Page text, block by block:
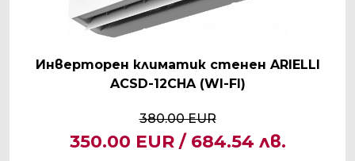
Инверторен климатик стенен ARIELLI
ACSD-12CHA (WI-FI)
380.00 EUR
350.00 EUR / 684.54 лв.